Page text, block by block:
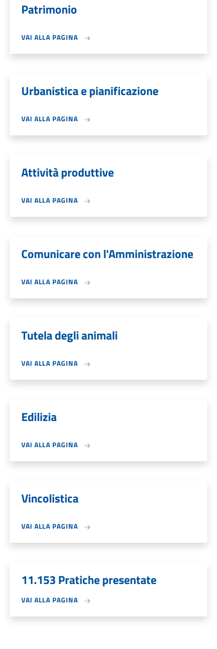
Patrimonio
VAI ALLA PAGINA
Urbanistica e pianificazione
VAI ALLA PAGINA
Attività produttive
VAI ALLA PAGINA
Comunicare con l'Amministrazione
VAI ALLA PAGINA
Tutela degli animali
VAI ALLA PAGINA
Edilizia
VAI ALLA PAGINA
Vincolistica
VAI ALLA PAGINA
11.153 Pratiche presentate
VAI ALLA PAGINA